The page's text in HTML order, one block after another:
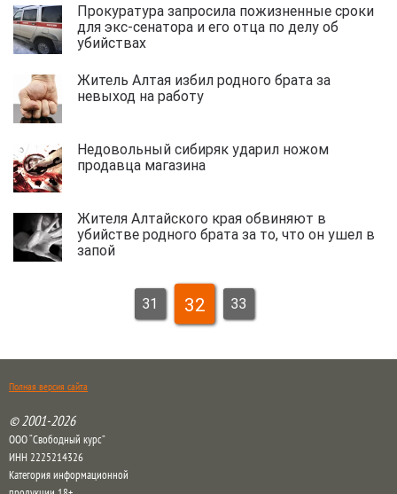
Прокуратура запросила пожизненные сроки
для экс-сенатора и его отца по делу об
убийствах
Житель Алтая избил родного брата за
невыход на работу
Недовольный сибиряк ударил ножом
продавца магазина
Жителя Алтайского края обвиняют в
убийстве родного брата за то, что он ушел в
запой
31 32 33
Полная версия сайта
© 2001-2026
ООО “Свободный курс”
ИНН 2225214326
Категория информационной